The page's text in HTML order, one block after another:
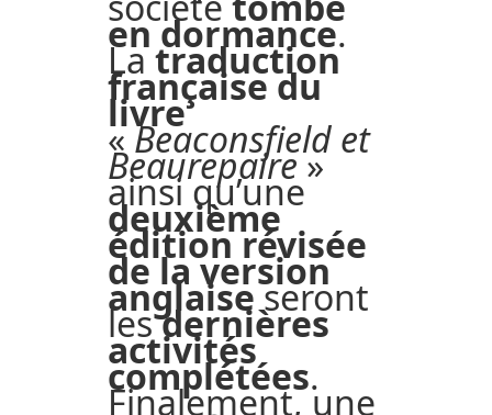
en dormance.
Latraduction
française du
livre
«Beaconsfield et
Beaurepaire»
ainsi qu’une
deuxième
édition révisée
de la version
anglaiseseront
lesdernières
activités
complétées.
Finalement, une